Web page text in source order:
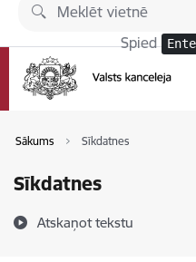
Pāriet uz lapas saturu
Spied
Sākums Sīkdatnes
Sīkdatnes
Atskaņot tekstu